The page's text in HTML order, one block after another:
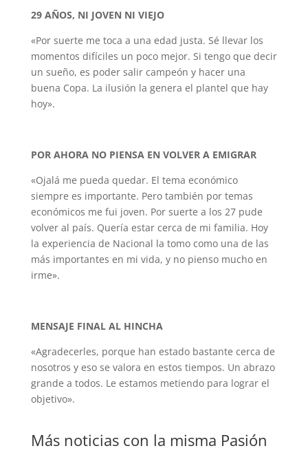
29 AÑOS, NI JOVEN NI VIEJO
«Por suerte me toca a una edad justa. Sé llevar los
momentos difíciles un poco mejor. Si tengo que decir
un sueño, es poder salir campeón y hacer una
buena Copa. La ilusión la genera el plantel que hay
hoy».
POR AHORA NO PIENSA EN VOLVER A EMIGRAR
«Ojalá me pueda quedar. El tema económico
siempre es importante. Pero también por temas
económicos me fui joven. Por suerte a los 27 pude
volver al país. Quería estar cerca de mi familia. Hoy
la experiencia de Nacional la tomo como una de las
más importantes en mi vida, y no pienso mucho en
irme».
MENSAJE FINAL AL HINCHA
«Agradecerles, porque han estado bastante cerca de
nosotros y eso se valora en estos tiempos. Un abrazo
grande a todos. Le estamos metiendo para lograr el
objetivo».
Más noticias con la misma Pasión